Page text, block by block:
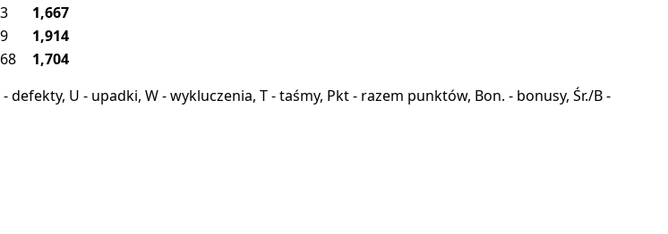
3
1,667
9
1,914
68
1,704
defekty, U - upadki, W - wykluczenia, T - taśmy, Pkt - razem punktów, Bon. - bonusy, Śr./B -